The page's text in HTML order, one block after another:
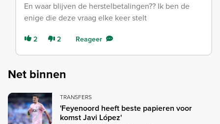
En waar blijven de herstelbetalingen?? Ik ben de
enige die deze vraag elke keer stelt
2 2 Reageer
Net binnen
TRANSFERS
'Feyenoord heeft beste papieren voor
komst Javi López'